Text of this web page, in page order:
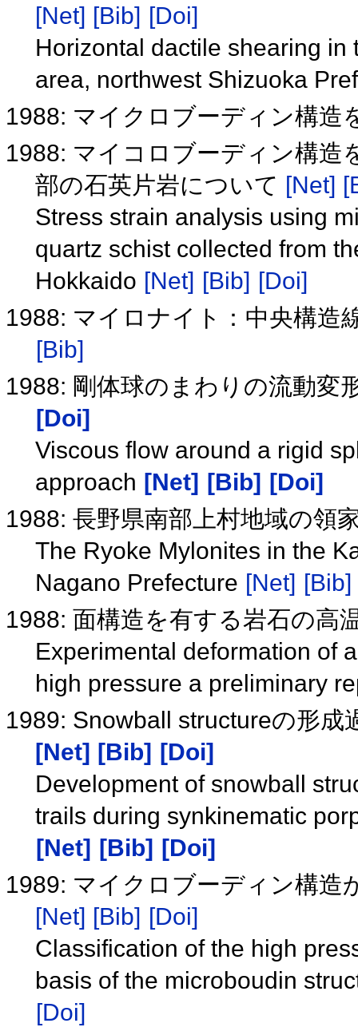
[Net] [Bib] [Doi]
Horizontal dactile shearing
area, northwest Shizuoka
1988: マイクロブーディン構造
1988: マイコロブーディン構造
部の石英片岩について [Net]
Stress strain analysis using
quartz schist collected from
Hokkaido [Net] [Bib] [Doi]
1988: マイロナイト：中央構造
[Bib]
1988: 剛体球のまわりの流動変
[Doi]
Viscous flow around a rigid
approach [Net] [Bib]
[Doi]
1988: 長野県南部上村地域の領
The Ryoke Mylonites in the
Nagano Prefecture [Net] [Bib]
1988: 面構造を有する岩石の高
Experimental deformation of
high pressure a preliminary
1989: Snowball structureの形
[Net] [Bib]
[Doi]
Development of snowball
trails during synkinematic
[Net]
[Bib]
[Doi]
1989: マイクロブーディン構造
[Net] [Bib] [Doi]
Classification of the high
basis of the microboudin
[Doi]